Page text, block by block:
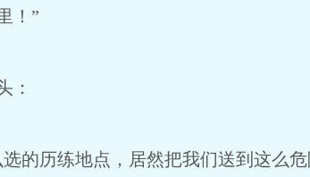
！”
：
的历练地点，居然把我们送到这么